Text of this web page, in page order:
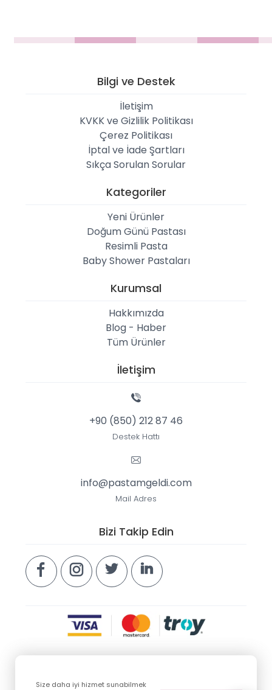
Bilgi ve Destek
İletişim
KVKK ve Gizlilik Politikası
Çerez Politikası
İptal ve İade Şartları
Sıkça Sorulan Sorular
Kategoriler
Yeni Ürünler
Doğum Günü Pastası
Resimli Pasta
Baby Shower Pastaları
Kurumsal
Hakkımızda
Blog - Haber
Tüm Ürünler
İletişim
+90 (850) 212 87 46
Destek Hattı
info@pastamgeldi.com
Mail Adres
Bizi Takip Edin
Size daha iyi hizmet sunabilmek